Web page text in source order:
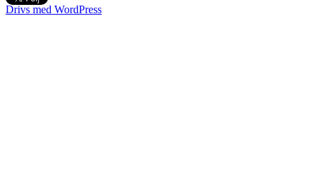
Drivs med WordPress